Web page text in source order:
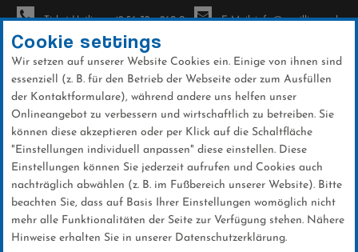
Direkt
zum
Inhalt
Ticket-Hotline: +49 56 32 - 960-0 E-Mail: info@sc-willingen.de
News
Cookie settings
Wir setzen auf unserer Website Cookies ein. Einige von ihnen sind
essenziell (z. B. für den Betrieb der Webseite oder zum Ausfüllen
der Kontaktformulare), während andere uns helfen unser
Onlineangebot zu verbessern und wirtschaftlich zu betreiben. Sie
können diese akzeptieren oder per Klick auf die Schaltfläche
"Einstellungen individuell anpassen" diese einstellen. Diese
Einstellungen können Sie jederzeit aufrufen und Cookies auch
nachträglich abwählen (z. B. im Fußbereich unserer Website). Bitte
beachten Sie, dass auf Basis Ihrer Einstellungen womöglich nicht
mehr alle Funktionalitäten der Seite zur Verfügung stehen. Nähere
Hinweise erhalten Sie in unserer Datenschutzerklärung.